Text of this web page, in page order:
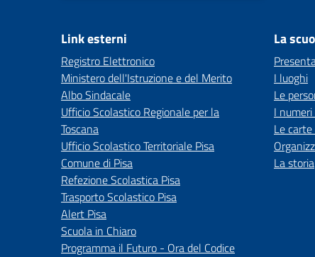
Link esterni
Registro Elettronico
Ministero dell'Istruzione e del Merito
Albo Sindacale
Ufficio Scolastico Regionale per la
Toscana
Ufficio Scolastico Territoriale Pisa
Comune di Pisa
Refezione Scolastica Pisa
Trasporto Scolastico Pisa
Alert Pisa
Scuola in Chiaro
Programma il Futuro - Ora del Codice
La
I luoghi
Le
I
Le
La storia